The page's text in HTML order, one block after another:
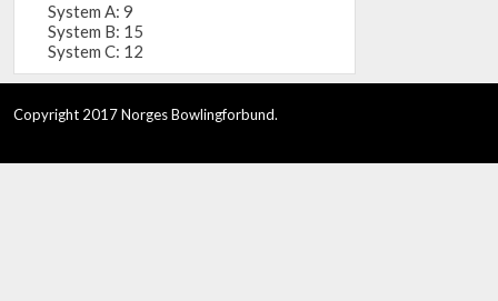
System A: 9
System B: 15
System C: 12
Copyright 2017 Norges Bowlingforbund.